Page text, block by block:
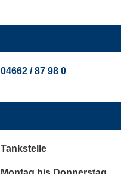
04662 / 87 98 0
Tankstelle